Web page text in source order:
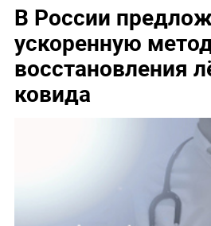
В России
ускоренную
восстановления
ковида